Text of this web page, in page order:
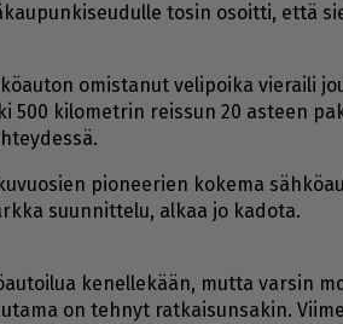
to­sin osoit­ti, et­tä
omis­ta­nut ve­li­poi­ka vie­rai­li
500 ki­lo­met­rin reis­sun 20 as­teen
pi­o­nee­rien ko­ke­ma
suun­nit­te­lu, al­kaa jo ka­do­ta.
ke­nel­le­kään, mut­ta var­sin
on teh­nyt rat­kai­sun­sa­kin.